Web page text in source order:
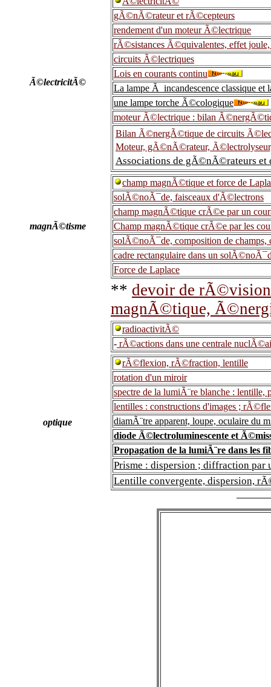
Ã©lectricitÃ©
gÃ©nÃ©rateur et rÃ©cepteurs
rendement d'un moteur Ã©lectrique
rÃ©sistances Ã©quivalentes, effet joule,
circuits Ã©lectriques
Lois en courants continu
La lampe Ã incandescence classique et
une lampe torche Ã©cologique
moteur Ã©lectrique : bilan
Bilan Ã©nergÃ©tique de circuits
Moteur, gÃ©nÃ©rateur,
Associations de gÃ©nÃ©rateurs
magnÃ©tisme
champ magnÃ©tique et force de
solÃ©noÃ¯de, faisceaux d'Ã©lectrons
champ magnÃ©tique crÃ©e par un
Champ magnÃ©tique crÃ©e par les
solÃ©noÃ¯de, composition de champs,
cadre rectangulaire dans un
Force de Laplace
** devoir de rÃ©vision
magnÃ©tique,
radioactivitÃ©
- rÃ©actions dans une centrale
optique
rÃ©flexion, rÃ©fraction, lentille
rotation d'un miroir
spectre de la lumiÃ¨re blanche : lentille,
lentilles : constructions d'images ;
diamÃ¨tre apparent, loupe, oculaire du
diode Ã©lectroluminescente et
Propagation de la lumiÃ¨re dans les
Prisme : dispersion ; diffraction par
Lentille convergente, dispersion,